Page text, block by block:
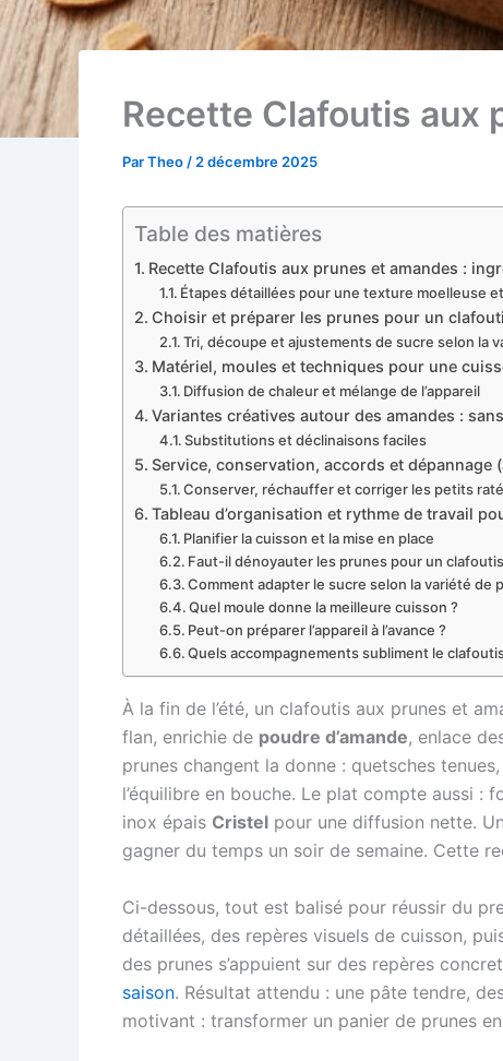
Recette Clafoutis aux
ParTheo / 2 décembre 2025
Table des matières
Recette Clafoutis aux prunes et amandes :
Étapes détaillées pour une texture moelleuse
Choisir et préparer les prunes pour un
Tri, découpe et ajustements de sucre selon la
Matériel, moules et techniques pour une
Diffusion de chaleur et mélange de l’appareil
Variantes créatives autour des amandes :
Substitutions et déclinaisons faciles
Service, conservation, accords et dépannage
Conserver, réchauffer et corriger les petits
Tableau d’organisation et rythme de travail
Planifier la cuisson et la mise en place
Faut-il dénoyauter les prunes pour un
Comment adapter le sucre selon la variété de
Quel moule donne la meilleure cuisson ?
Peut-on préparer l’appareil à l’avance ?
Quels accompagnements subliment le
À la fin de l’été, un clafoutis aux prunes et
flan, enrichie de poudre d’amande, enlace
prunes changent la donne : quetsches
l’équilibre en bouche. Le plat compte aussi :
inox épais Cristel pour une diffusion nette.
gagner du temps un soir de semaine. Cette
Ci-dessous, tout est balisé pour réussir du
détaillées, des repères visuels de cuisson,
des prunes s’appuient sur des repères
saison. Résultat attendu : une pâte tendre,
motivant : transformer un panier de prunes